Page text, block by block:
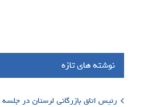
نوشته های تازه
رئیس اتاق بازرگانی لرستان در